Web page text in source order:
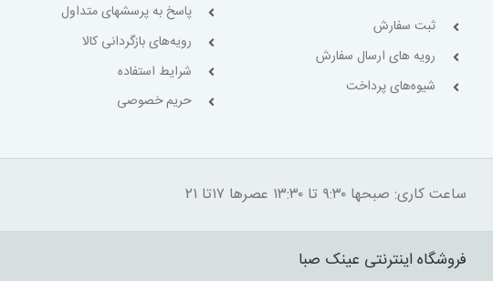
ثبت سفارش
رویه های ارسال سفارش
شیوه‌های پرداخت
پاسخ به پرسشهای متداول
رویه‌های بازگردانی کالا
شرایط استفاده
حریم خصوصی
ساعت کاری: صبحها ۹:۳۰ تا ۱۳:۳۰ عصرها ۱۷تا ۲۱
فروشگاه اینترنتی عینک صبا